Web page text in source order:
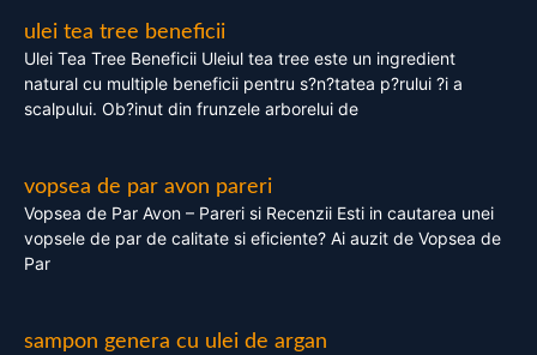
ulei tea tree beneficii
Ulei Tea Tree Beneficii Uleiul tea tree este un ingredient
natural cu multiple beneficii pentru s?n?tatea p?rului ?i a
scalpului. Ob?inut din frunzele arborelui de
vopsea de par avon pareri
Vopsea de Par Avon – Pareri si Recenzii Esti in cautarea unei
vopsele de par de calitate si eficiente? Ai auzit de Vopsea de
Par
sampon genera cu ulei de argan